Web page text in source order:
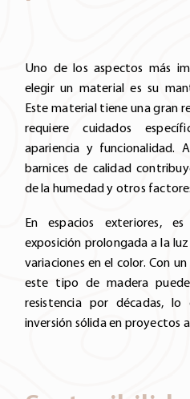
Uno de los aspectos más
elegir un material es su
Este material tiene una gran
requiere cuidados
apariencia y funcionalidad.
barnices de calidad
de la humedad y otros
En espacios exteriores,
exposición prolongada a la
variaciones en el color. Con
este tipo de madera
resistencia por décadas,
inversión sólida en proyectos